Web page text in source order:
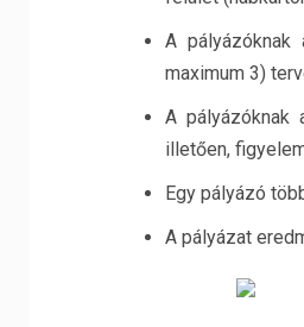
A
maximum 3)
A pályázóknak
illetően,
Egy pályázó
A pályázat